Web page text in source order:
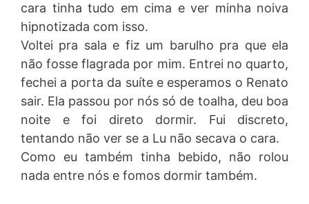
cara tinha tudo em cima e ver minha noiva
hipnotizada com isso.
Voltei pra sala e fiz um barulho pra que ela
não fosse flagrada por mim. Entrei no quarto,
fechei a porta da suíte e esperamos o Renato
sair. Ela passou por nós só de toalha, deu boa
noite e foi direto dormir. Fui discreto,
tentando não ver se a Lu não secava o cara.
Como eu também tinha bebido, não rolou
nada entre nós e fomos dormir também.